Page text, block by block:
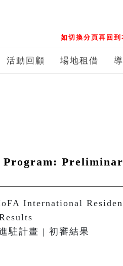
如切換分頁再回
活動回顧 場地租借
International
駐計畫 | 初審結果